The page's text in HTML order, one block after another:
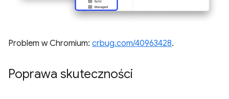
Problem w Chromium: crbug.com/40963428.
Poprawa skuteczności